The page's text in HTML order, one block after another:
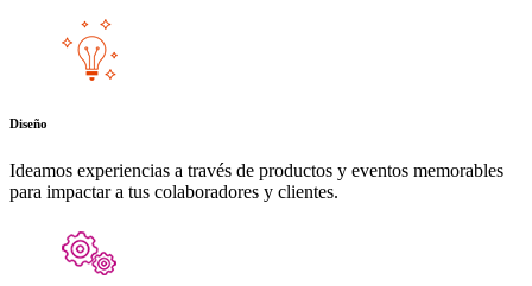
Diseño
Ideamos experiencias a través de productos y eventos memorables
para impactar a tus colaboradores y clientes.